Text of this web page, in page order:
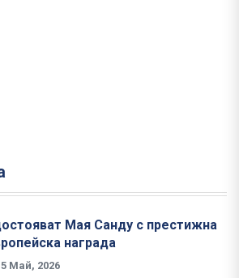
Мая Санду с престижна
награда
Май, 2026